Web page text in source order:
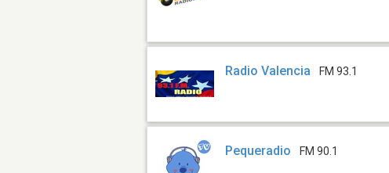
Radio Valencia FM 93.1
Pequeradio FM 90.1